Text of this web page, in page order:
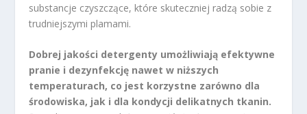
substancje czyszczące, które skuteczniej radzą sobie z
trudniejszymi plamami.
Dobrej jakości detergenty umożliwiają efektywne
pranie i dezynfekcję nawet w niższych
temperaturach, co jest korzystne zarówno dla
środowiska, jak i dla kondycji delikatnych tkanin.